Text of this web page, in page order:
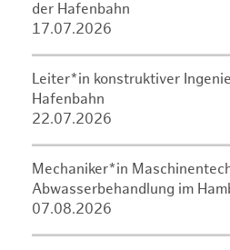
der Hafenbahn
17.07.2026
Leiter*in konstruktiver
Hafenbahn
22.07.2026
Mechaniker*in
Abwasserbehandlung im
07.08.2026